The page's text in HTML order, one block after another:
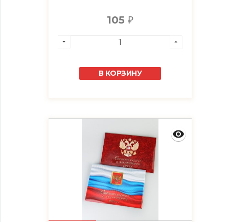
105 ₽
В КОРЗИНУ